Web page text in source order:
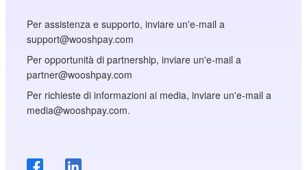
Per assistenza e supporto, inviare un'e-mail a
support@wooshpay.com
Per opportunità di partnership, inviare un'e-mail a
partner@wooshpay.com
Per richieste di informazioni ai media, inviare un'e-mail a
media@wooshpay.com.